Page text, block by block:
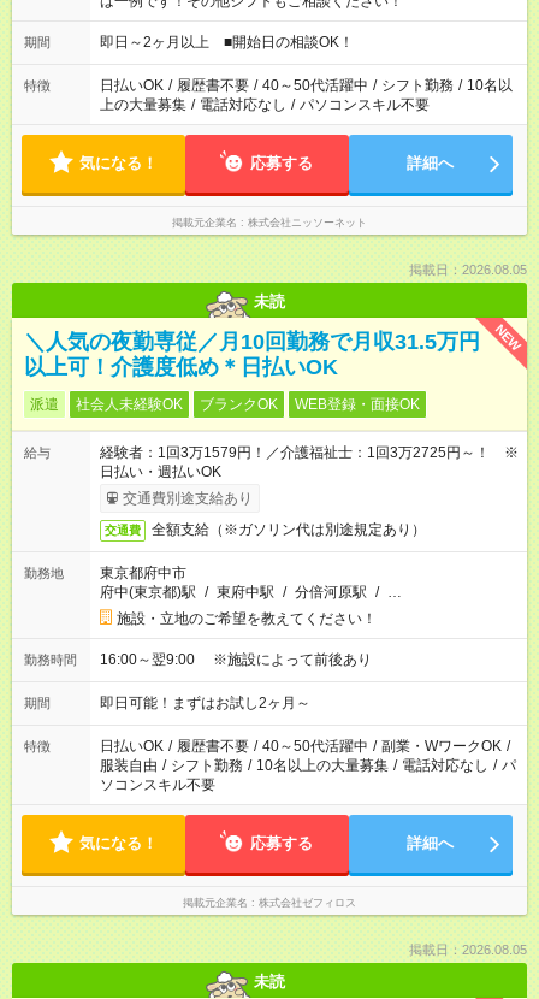
期間 即日～2ヶ月以上 ■開始日の相談OK！
特徴 日払いOK / 履歴書不要 / 40～50代活躍中 / シフト勤務 / 10名以
上の大量募集 / 電話対応なし / パソコンスキル不要
気になる！ 応募する 詳細へ
掲載元企業名 株式会社ニッソーネット
掲載日：2026.08.05
未読
NEW
＼人気の夜勤専従／月10回勤務で月収31.5万円
以上可！介護度低め＊日払いOK
派遣 社会人未経験OK ブランクOK WEB登録・面接OK
給与
経験者：1回3万1579円！／介護福祉士：1回3万2725円～！ ※
日払い・週払いOK
交通費別途支給あり
交通費 全額支給（※ガソリン代は別途規定あり）
勤務地
東京都府中市
府中(東京都)駅 / 東府中駅 / 分倍河原駅 / …
施設・立地のご希望を教えてください！
勤務時間 16:00～翌9:00 ※施設によって前後あり
期間 即日可能！まずはお試し2ヶ月～
特徴 日払いOK / 履歴書不要 / 40～50代活躍中 / 副業・WワークOK /
服装自由 / シフト勤務 / 10名以上の大量募集 / 電話対応なし / パ
ソコンスキル不要
気になる！ 応募する 詳細へ
掲載元企業名 株式会社ゼフィロス
掲載日：2026.08.05
未読